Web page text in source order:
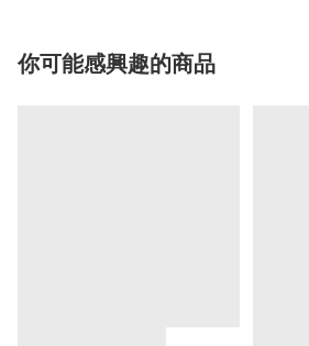
你可能感興趣的商品